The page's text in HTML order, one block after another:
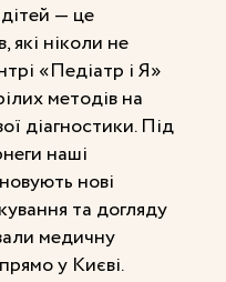
— це
які ніколи не
«Педіатр і Я»
методів на
діагностики. Під
наші
нові
та догляду
медичну
у Києві.